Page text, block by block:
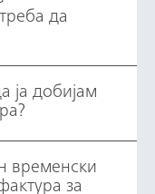
да
ја добијам
временски
за